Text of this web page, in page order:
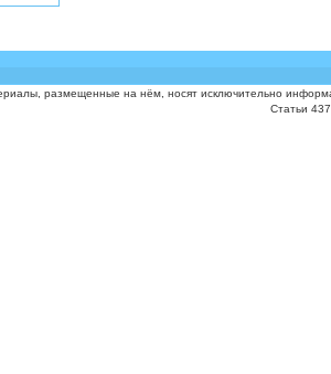
размещенные на нём, носят исключительно
Статьи